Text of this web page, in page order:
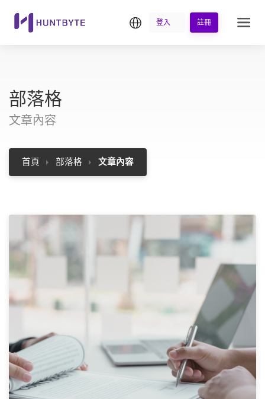
繁中登入 註冊
部落格
文章內容
首頁 部落格 文章內容